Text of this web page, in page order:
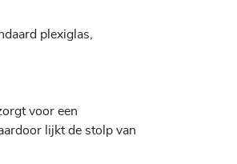
plexiglas,
voor een
lijkt de stolp van